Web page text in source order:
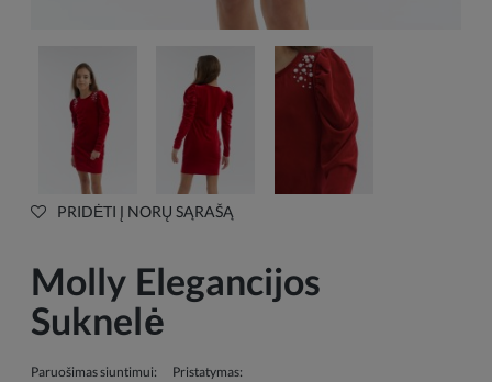
PRIDĖTI Į NORŲ SĄRAŠĄ
Molly Elegancijos
Suknelė
Paruošimas siuntimui:
Pristatymas: